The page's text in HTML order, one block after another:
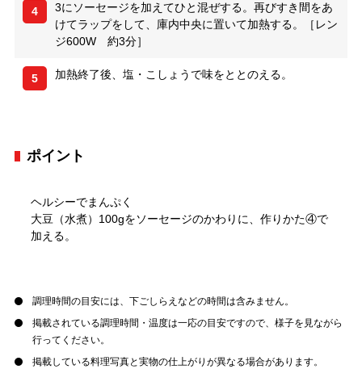
4
3にソーセージを加えてひと混ぜする。再びすき間をあ
けてラップをして、庫内中央に置いて加熱する。［レン
ジ600W 約3分］
5 加熱終了後、塩・こしょうで味をととのえる。
ポイント
ヘルシーでまんぷく
大豆（水煮）100gをソーセージのかわりに、作りかた④で
加える。
調理時間の目安には、下ごしらえなどの時間は含みません。
掲載されている調理時間・温度は一応の目安ですので、様子を見ながら
行ってください。
掲載している料理写真と実物の仕上がりが異なる場合があります。